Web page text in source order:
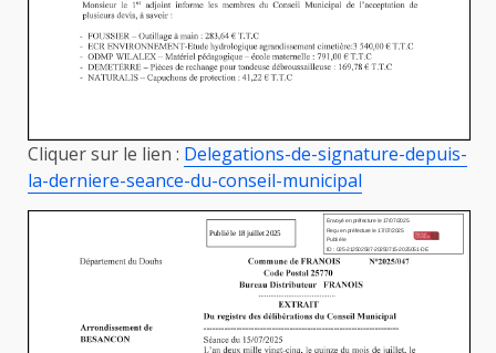
Cliquer sur le lien : Delegations-de-signature-depuis-
la-derniere-seance-du-conseil-municipal